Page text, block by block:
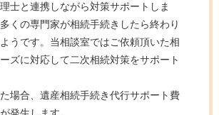
士と連携しながら対策サポートしま
くの専門家が相続手続きしたら終わり
うです。当相談室ではご依頼頂いた相
ズに対応して二次相続対策をサポート
場合、遺産相続手続き代行サポート費